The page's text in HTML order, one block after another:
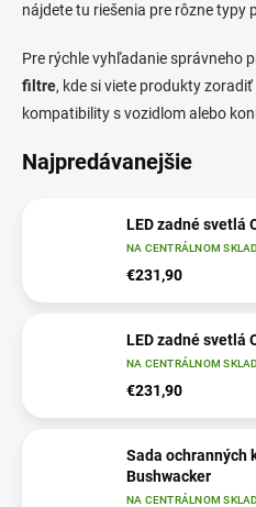
nájdete tu riešenia pre rôzne typy
Pre rýchle vyhľadanie správneho
filtre, kde si viete produkty
kompatibility s vozidlom alebo
Najpredávanejšie
LED zadné svetlá
NA CENTRÁLNOM
€231,90
LED zadné svetlá
NA CENTRÁLNOM
€231,90
Sada ochranných
Bushwacker
NA CENTRÁLNOM